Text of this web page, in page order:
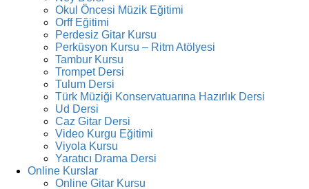
Okul Öncesi Müzik Eğitimi
Orff Eğitimi
Perdesiz Gitar Kursu
Perküsyon Kursu – Ritm Atölyesi
Tambur Kursu
Trompet Dersi
Tulum Dersi
Türk Müziği Konservatuarına Hazırlık Dersi
Ud Dersi
Caz Gitar Dersi
Video Kurgu Eğitimi
Viyola Kursu
Yaratıcı Drama Dersi
Online Kurslar
Online Gitar Kursu